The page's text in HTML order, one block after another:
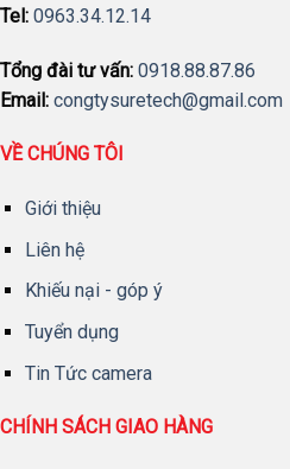
Tel: 0963.34.12.14
Tổng đài tư vấn: 0918.88.87.86
Email: congtysuretech@gmail.com
VỀ CHÚNG TÔI
Giới thiệu
Liên hệ
Khiếu nại - góp ý
Tuyển dụng
Tin Tức camera
CHÍNH SÁCH GIAO HÀNG